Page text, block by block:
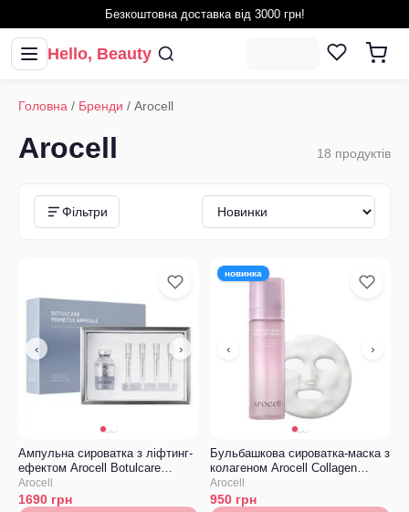
Безкоштовна доставка від 3000 грн!
Hello, Beauty
Головна / Бренди / Arocell
Arocell 18 продуктів
Фільтри
‹ ›
Ампульна сироватка з ліфтинг-
ефектом Arocell Botulcare
Primetox Ampoule
Arocell
1690 грн
новинка
‹ ›
Бульбашкова сироватка-маска з
колагеном Arocell Collagen
Bubble Serum Mask
Arocell
950 грн